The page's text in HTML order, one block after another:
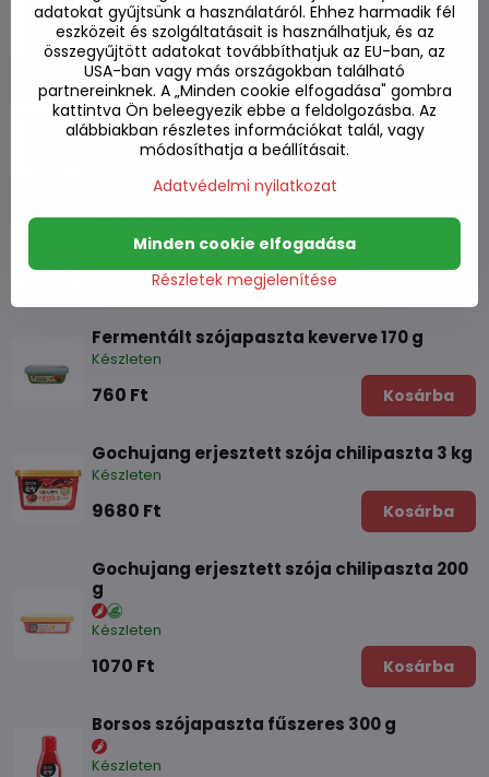
Készleten
1540 Ft Kosárba
Vörös curry paszta LOBO 400g
Készleten
1910 Ft
Zöld curry paszta LOBO 400g
Készleten
1770 Ft
Fermentált szójapaszta keverve 170 g
Készleten
760 Ft Kosárba
Gochujang erjesztett szója chilipaszta 3 kg
Készleten
9680 Ft Kosárba
Gochujang erjesztett szója chilipaszta 200
g
Készleten
1070 Ft Kosárba
Borsos szójapaszta fűszeres 300 g
Készleten
adatokat gyűjtsünk a használatáról. Ehhez harmadik fél
eszközeit és szolgáltatásait is használhatjuk, és az
összegyűjtött adatokat továbbíthatjuk az EU-ban, az
USA-ban vagy más országokban található
partnereinknek. A „Minden cookie elfogadása" gombra
kattintva Ön beleegyezik ebbe a feldolgozásba. Az
alábbiakban részletes információkat talál, vagy
módosíthatja a beállításait.
Adatvédelmi nyilatkozat
Részletek megjelenítése
Minden cookie elfogadása